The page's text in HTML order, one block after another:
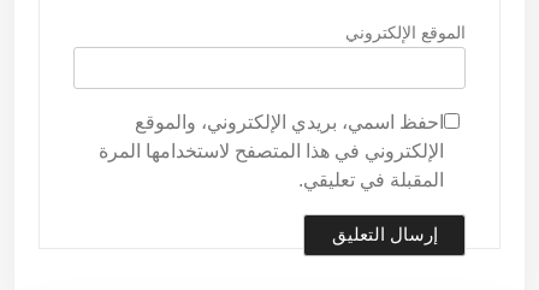
الموقع الإلكتروني
احفظ اسمي، بريدي الإلكتروني، والموقع
الإلكتروني في هذا المتصفح لاستخدامها المرة
المقبلة في تعليقي.